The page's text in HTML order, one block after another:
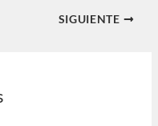
SIGUIENTE